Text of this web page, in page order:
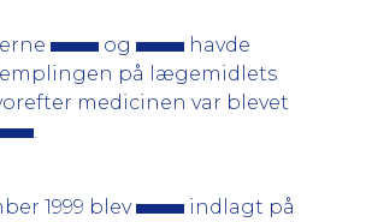
og
havde
på lægemidlets
medicinen var blevet
1999 blev
indlagt på